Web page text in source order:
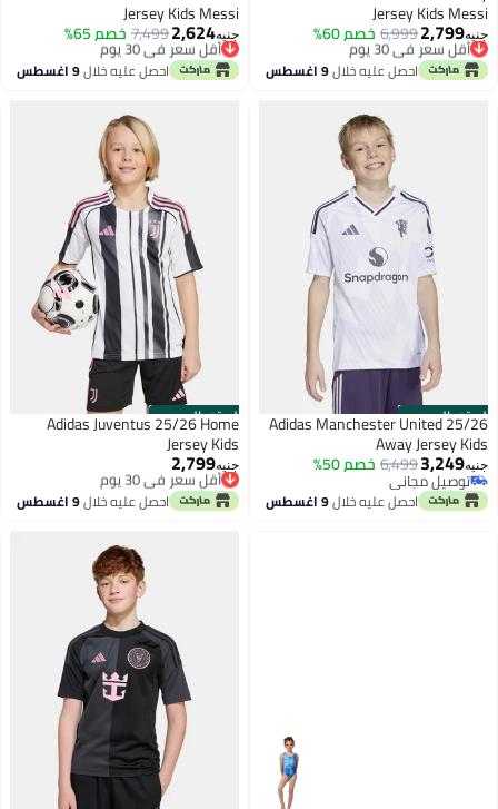
Jersey Kids Messi
جنيه2,799
6,999خصم 60% أقل سعر في 30 يوم
توصيل مجاني
أقل سعر في 30 يوماحصل عليه خلال9 اغسطس
Jersey Kids Messi
جنيه2,624
7,499خصم 65% أقل سعر في 30 يوم
توصيل مجاني
أقل سعر في 30 يوماحصل عليه خلال9 اغسطس
الستور الرسمي
Adidas Manchester United 25/26
Away Jersey Kids
جنيه3,249
6,499خصم 50%
توصيل مجاني
توصيل مجانياحصل عليه خلال9 اغسطس
الستور الرسمي
Adidas Juventus 25/26 Home
Jersey Kids
جنيه2,799
أقل سعر في 30 يوم
توصيل مجاني
أقل سعر في 30 يوماحصل عليه خلال9 اغسطس